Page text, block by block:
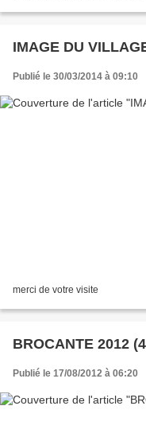
IMAGE DU
Publié le 30/03/2014 à 09:10
merci de votre visite
BROCANTE 2012
Publié le 17/08/2012 à 06:20